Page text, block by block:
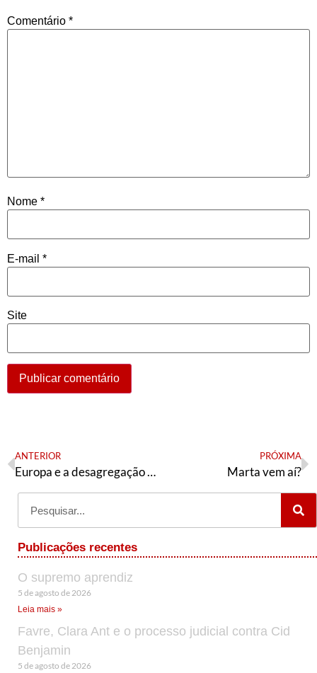
Comentário *
Nome *
E-mail *
Site
ANTERIOR
Europa e a desagregação do sistema capitalista
PRÓXIMA
Marta vem aí?
Publicações recentes
O supremo aprendiz
5 de agosto de 2026
Leia mais »
Favre, Clara Ant e o processo judicial contra Cid
Benjamin
5 de agosto de 2026